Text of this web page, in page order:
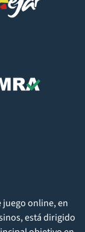
online, en
está dirigido